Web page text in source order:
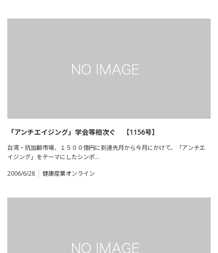
「アンチエイジング」学会等相次ぐ 【1156号】
台湾・抗加齢市場、１５００億円に到達先月から今月にかけて、「アンチエ
イジング」をテーマにしたシンポ…
2006/6/28
健康産業オンライン